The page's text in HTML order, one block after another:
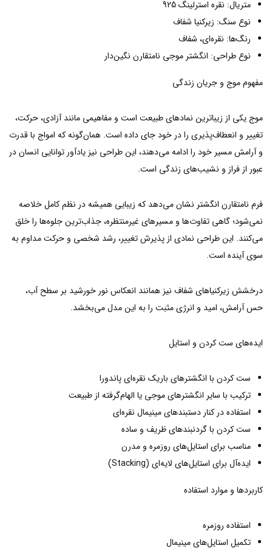
متریال: نقره استرلینگ 925
نوع سنگ: زیرکنیا شفاف
رنگ‌ها: نقره‌ای، شفاف
نوع طراحی: انگشتر موجی نامتقارن نگین‌دار
مفهوم موج و جریان زندگی
موج یکی از زیباترین نمادهای طبیعت است و مفاهیمی مانند آزادی، حرکت،
تغییر و انعطاف‌پذیری را در خود جای داده است. همان‌گونه که امواج با قدرت
و آرامش مسیر خود را ادامه می‌دهند، این طراحی نیز یادآور توانایی انسان در
عبور از فراز و نشیب‌های زندگی است.
فرم نامتقارن انگشتر نشان می‌دهد که زیبایی همیشه در نظم کامل خلاصه
نمی‌شود؛ گاهی تفاوت‌ها و مسیرهای غیرمنتظره، جذاب‌ترین جلوه‌ها را خلق
می‌کنند. این طراحی نمادی از پذیرش تغییر، رشد شخصی و حرکت مداوم به
سوی آینده است.
درخشش زیرکنیاهای شفاف نیز همانند انعکاس نور خورشید بر سطح آب،
حس آرامش، امید و انرژی مثبت را به این مدل می‌بخشد.
ایده‌های ست کردن و استایل
ست کردن با انگشترهای باریک نقره‌ای پاندورا
ترکیب با سایر انگشترهای موجی یا الهام‌گرفته از طبیعت
استفاده در کنار دستبندهای مینیمال نقره‌ای
ست کردن با گردنبندهای ظریف و ساده
مناسب برای استایل‌های روزمره و مدرن
ایده‌آل برای استایل‌های لایه‌ای (Stacking)
کاربردها و موارد استفاده
استفاده روزمره
تکمیل استایل‌های مینیمال